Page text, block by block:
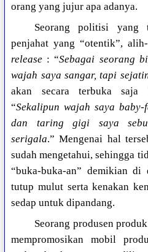
orang yang jujur apa adanya.
Seorang politisi yang
penjahat yang “otentik”,
release : “Sebagai seorang
wajah saya sangar, tapi
akan secara terbuka saja
“Sekalipun wajah saya
dan taring gigi saya
serigala.” Mengenai hal
sudah mengetahui, sehingga
“buka-buka-an” demikian
tutup mulut serta kenakan
sedap untuk dipandang.
Seorang produsen
mempromosikan mobil